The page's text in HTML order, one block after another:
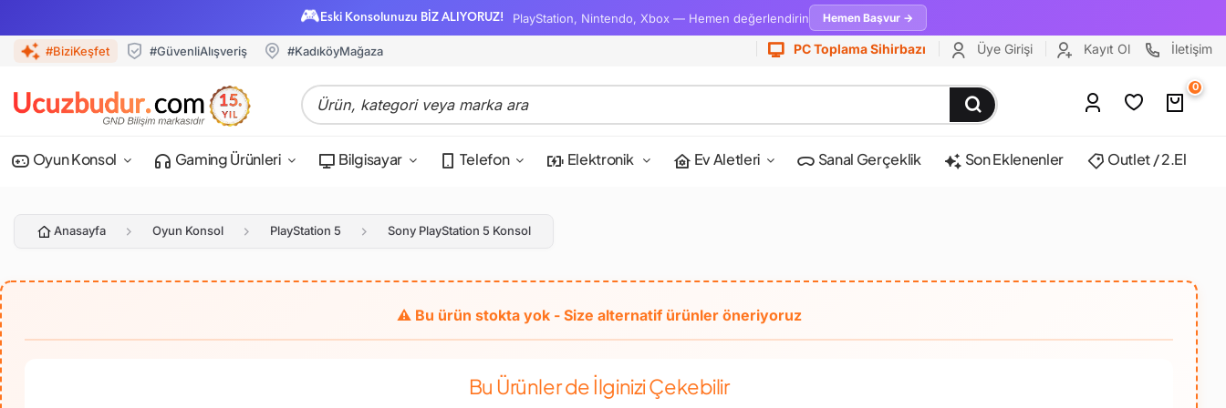
🎮 Eski Konsolunuzu BİZ ALIYORUZ! PlayStation, Nintendo, Xbox — Hemen değerlendirin Hemen Başvur →
#BiziKeşfet #GüvenliAlışveriş #KadıköyMağaza PC Toplama Sihirbazı Üye Girişi Kayıt Ol İletişim
0
Oyun Konsol Gaming Ürünleri Bilgisayar Telefon Elektronik Ev Aletleri Sanal Gerçeklik Son Eklenenler Outlet / 2.El
Anasayfa Oyun Konsol PlayStation 5 Sony PlayStation 5 Konsol
Bu Ürünler de İlginizi Çekebilir